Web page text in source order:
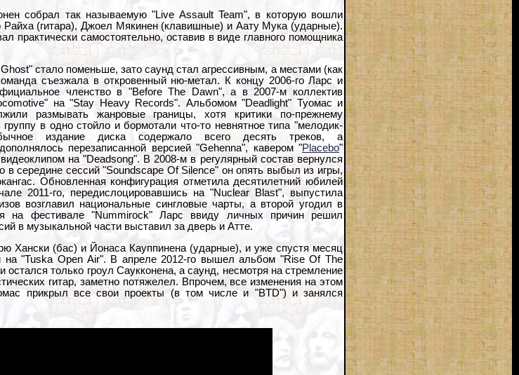
собрал так называемую "Live Assault Team", в которую вошли
(гитара), Джоел Мякинен (клавишные) и Аату Мука (ударные).
практически самостоятельно, оставив в виде главного помощника
Ghost" стало поменьше, зато саунд стал агрессивным, а местами (как
съезжала в откровенный ню-метал. К концу 2006-го Ларс и
членство в "Before The Dawn", а в 2007-м коллектив
на "Stay Heavy Records". Альбомом "Deadlight" Туомас и
размывать жанровые границы, хотя критики по-прежнему
группу в одно стойло и бормотали что-то невнятное типа "мелодик-
издание диска содержало всего десять треков, а
перезаписанной версией "Gehenna", кавером "Placebo"
на "Deadsong". В 2008-м в регулярный состав вернулся
в середине сессий "Soundscape Of Silence" он опять выбыл из игры,
Обновленная конфигурация отметила десятилетний юбилей
2011-го, передислоцировавшись на "Nuclear Blast", выпустила
возглавил национальные сингловые чарты, а второй угодил в
на фестивале "Nummirock" Ларс ввиду личных причин решил
в музыкальной части выставил за дверь и Атте.
Хански (бас) и Йонаса Кауппинена (ударные), и уже спустя месяц
на "Tuska Open Air". В апреле 2012-го вышел альбом "Rise Of The
остался только гроул Саукконена, а саунд, несмотря на стремление
гитар, заметно потяжелел. Впрочем, все изменения на этом
прикрыл все свои проекты (в том числе и "BTD") и занялся